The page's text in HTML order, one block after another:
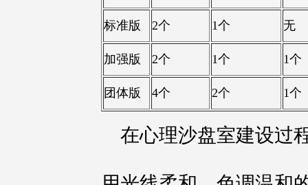
标准版 2个 1个 无
加强版 2个 1个 1个
团体版 4个 2个 1个
在心理沙盘室建设过